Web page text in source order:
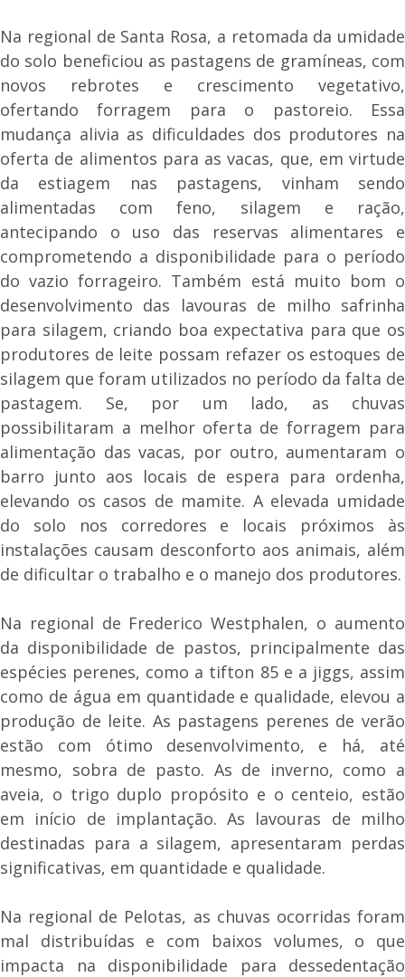
Na regional de Santa Rosa, a retomada da umidade
do solo beneficiou as pastagens de gramíneas, com
novos rebrotes e crescimento vegetativo,
ofertando forragem para o pastoreio. Essa
mudança alivia as dificuldades dos produtores na
oferta de alimentos para as vacas, que, em virtude
da estiagem nas pastagens, vinham sendo
alimentadas com feno, silagem e ração,
antecipando o uso das reservas alimentares e
comprometendo a disponibilidade para o período
do vazio forrageiro. Também está muito bom o
desenvolvimento das lavouras de milho safrinha
para silagem, criando boa expectativa para que os
produtores de leite possam refazer os estoques de
silagem que foram utilizados no período da falta de
pastagem. Se, por um lado, as chuvas
possibilitaram a melhor oferta de forragem para
alimentação das vacas, por outro, aumentaram o
barro junto aos locais de espera para ordenha,
elevando os casos de mamite. A elevada umidade
do solo nos corredores e locais próximos às
instalações causam desconforto aos animais, além
de dificultar o trabalho e o manejo dos produtores.
Na regional de Frederico Westphalen, o aumento
da disponibilidade de pastos, principalmente das
espécies perenes, como a tifton 85 e a jiggs, assim
como de água em quantidade e qualidade, elevou a
produção de leite. As pastagens perenes de verão
estão com ótimo desenvolvimento, e há, até
mesmo, sobra de pasto. As de inverno, como a
aveia, o trigo duplo propósito e o centeio, estão
em início de implantação. As lavouras de milho
destinadas para a silagem, apresentaram perdas
significativas, em quantidade e qualidade.
Na regional de Pelotas, as chuvas ocorridas foram
mal distribuídas e com baixos volumes, o que
impacta na disponibilidade para dessedentação